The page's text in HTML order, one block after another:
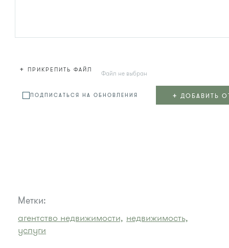
+ ПРИКРЕПИТЬ ФАЙЛ Файл не выбран
ПОДПИСАТЬСЯ НА ОБНОВЛЕНИЯ + ДОБАВИТЬ
Метки:
агентство недвижимости, недвижимость,
услуги